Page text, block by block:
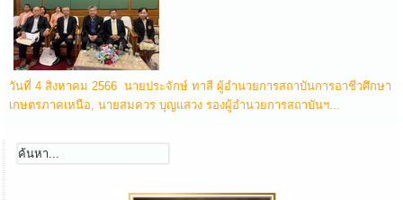
วันที่ 4 สิงหาคม 2566 นายประจักษ์ ทาสี ผู้อำนวยการสถาบันการอาชีวศึกษา
เกษตรภาคเหนือ, นายสมควร บุญแสวง รองผู้อำนวยการสถาบันฯ...